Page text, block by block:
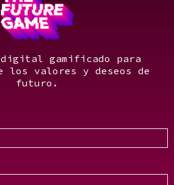
digital gamificado para
los valores y deseos de
futuro.